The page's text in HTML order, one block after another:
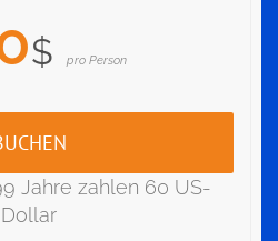
$ pro Person
Jahre zahlen 60 US-
Dollar